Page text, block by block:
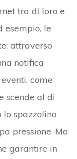
tra di loro e
esempio, le
attraverso
notifica
come
scende al di
spazzolino
pressione. Ma
garantire in